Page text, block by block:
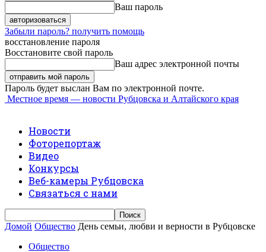
Ваш пароль
Забыли пароль? получить помощь
восстановление пароля
Восстановите свой пароль
Ваш адрес электронной почты
Пароль будет выслан Вам по электронной почте.
Местное время — новости Рубцовска и Алтайского края
Новости
Фоторепортаж
Видео
Конкурсы
Веб-камеры Рубцовска
Связаться с нами
Домой Общество День семьи, любви и верности в Рубцовске
Общество